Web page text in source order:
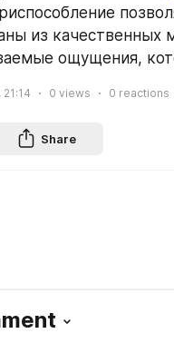
из качественных
ощущения,
0 views 0 reactions
Share